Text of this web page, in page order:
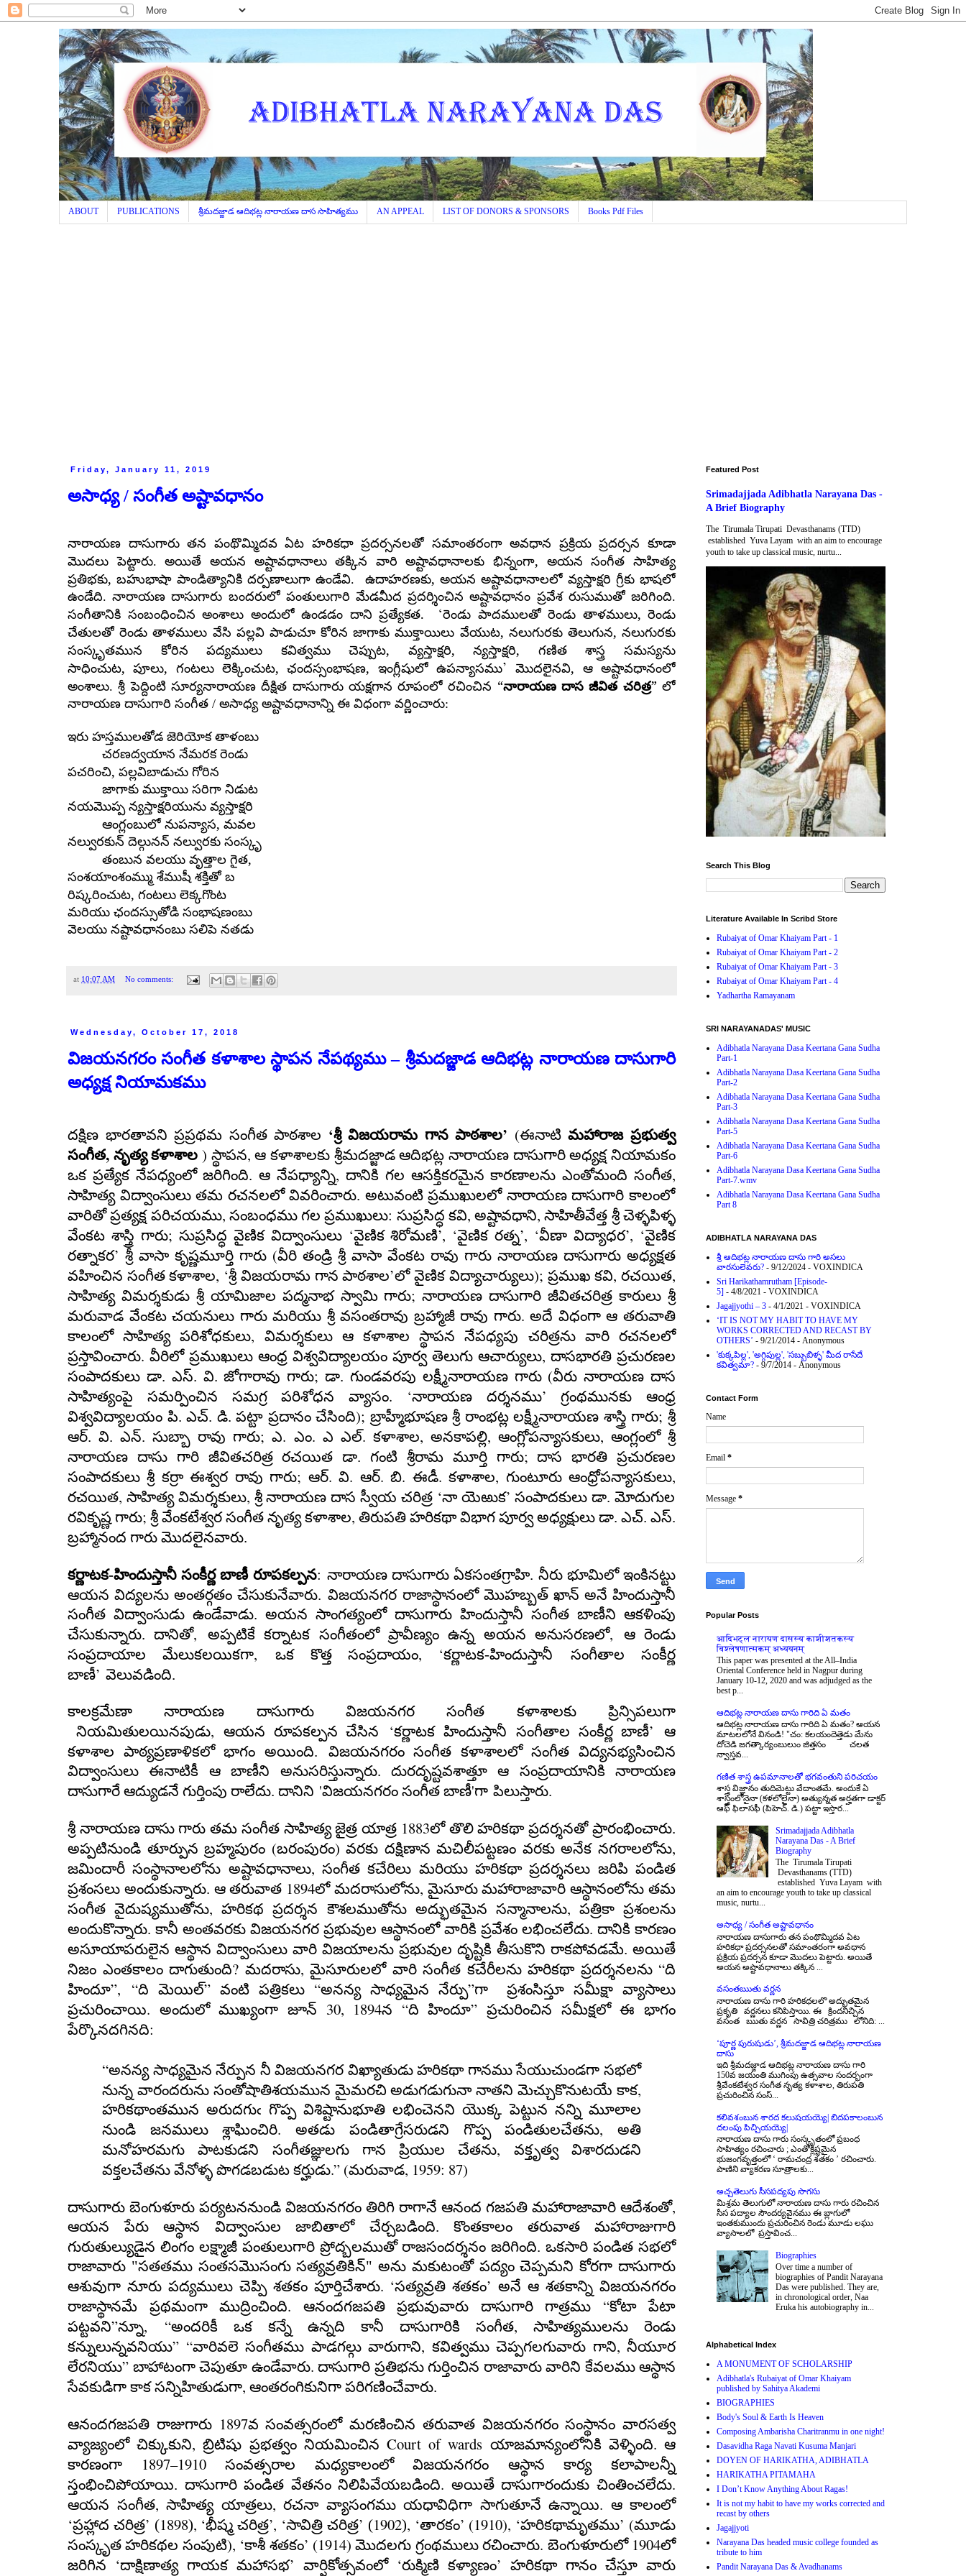
ABOUT PUBLICATIONS శ్రీమదజ్జాడ ఆదిభట్ల నారాయణ దాస సాహిత్యము AN APPEAL LIST OF DONORS & SPONSORS Books Pdf Files
Friday, January 11, 2019
అసాధ్య / సంగీత అష్టావధానం
నారాయణ దాసుగారు తన పంథొమ్మిదవ ఏట హరికధా ప్రదర్సనలతో సమాంతరంగా అవధాన ప్రక్రియ ప్రదర్సన కూడా
మొదలు పెట్టారు. అయితే అయన అష్టావధానాలు తక్కిన
వారి అష్టావధానాలకు భిన్నంగా,
అయన సంగీత సాహిత్య
ప్రతిభకు, బహుభాషా పాండిత్యానికి దర్పణాలుగా ఉండేవి. ఉదాహరణకు, అయన అష్టావధానాలలో వ్యస్తాక్షరి గ్రీకు భాషలో
ఉండేది. నారాయణ దాసుగారు బందరులో పంతులుగారి మేడమీద ప్రదర్శించిన అష్టావధానం ప్రవేశ రుసుముతో జరిగింది.
సంగీతానికి సంబంధించిన అంశాలు అందులో ఉండడం దాని ప్రత్యేకత. ‘రెండు పాదములతో రెండు తాళములు, రెండు
చేతులతో రెండు తాళములు వేసి పల్లవి పాడుచూ కోరిన జాగాకు ముక్తాయిలు వేయుట, నలుగురకు తెలుగున, నలుగురకు
సంస్కృతమున కోరిన పద్యములు కవిత్వము చెప్పుట, వ్యస్తాక్షరి, న్యస్తాక్షరి,
గణిత శాస్త్ర సమస్యను
సాధించుట, పూలు, గంటలు లెక్కించుట, ఛందస్సంభాషణ, ఇంగ్లీషులో ఉపన్యాసము’ మొదలైనవి,
ఆ అష్టావధానంలో
అంశాలు. శ్రీ పెద్దింటి సూర్యనారాయణ దీక్షిత దాసుగారు యక్షగాన రూపంలో రచించిన “నారాయణ దాస జీవిత చరిత్ర” లో
నారాయణ దాసుగారి సంగీత / అసాధ్య అష్టావధానాన్ని ఈ విధంగా వర్ణించారు:
ఇరు హస్తములతోడ జెరియోక తాళంబు
చరణద్వయాన నేమరక రెండు
పచరించి, పల్లవిబాడుచు గోరిన
జాగాకు ముక్తాయి సరిగా నిడుట
నయమొప్ప న్యస్తాక్షరియును వ్యస్తాక్షరి
ఆంగ్లంబులో నుపన్యాస, మవల
నల్వురకున్ దెల్గునన్ నల్వురకు సంస్కృ
తంబున వలయు వృత్తాల గైత,
సంశయాంశంమ్ము శేముషీ శక్తితో బ
రిష్కరించుట, గంటలు లెక్కగొంట
మరియు ఛందస్సుతోడి సంభాషణంబు
వెలయు నష్టావధానంబు సలిపె నతడు
at 10:07 AM No comments:
Wednesday, October 17, 2018
విజయనగరం సంగీత కళాశాల స్థాపన నేపథ్యము – శ్రీమదజ్జాడ ఆదిభట్ల నారాయణ దాసుగారి
అధ్యక్ష నియామకము
దక్షిణ భారతావని ప్రప్రథమ సంగీత పాఠశాల ‘శ్రీ విజయరామ గాన పాఠశాల’ (ఈనాటిమహారాజప్రభుత్వ
సంగీత, నృత్య కళాశాల ) స్థాపన, ఆ కళాశాలకు శ్రీమదజ్జాడ ఆదిభట్ల నారాయణ దాసుగారి అధ్యక్ష నియామకం
ఒక ప్రత్యేక నేపధ్యంలో జరిగింది. ఆ నేపధ్యాన్ని, దానికి గల ఆసక్తికరమైన కారణాలను ఎంతోమంది సంగీత,
సాహిత్య విద్వాంసులు తమ రచనలలో వివరించారు. అటువంటి ప్రముఖులలో నారాయణ దాసుగారి కాలంలో
వారితో ప్రత్యక్ష పరిచయము, సంబంధము గల ప్రముఖులు: సుప్రసిద్ధ కవి,అష్టావధాని,సాహితీవేత్త శ్రీ చెళ్ళపిళ్ళ
వేంకట శాస్త్రి గారు; సుప్రసిద్ధ వైణిక విద్వాంసులు ‘వైణిక శిరోమణి’, ‘వైణిక రత్న’, ‘వీణా విద్యాధర’, ‘వైణిక
రత్నాకర’ శ్రీ వాసా కృష్ణమూర్తి గారు (వీరి తండ్రి శ్రీ వాసా వేంకట రావు గారు నారాయణ దాసుగారు అధ్యక్షత
వహించిన సంగీత కళాశాల, ‘శ్రీ విజయరామ గాన పాఠశాల’లో వైణిక విద్యాచార్యులు); ప్రముఖ కవి,రచయిత,
సాహిత్య విమర్శకుడు శ్రీ యామిజాల పద్మనాభ స్వామి గారు; నారాయణ దాసుగారి జీవితచరిత్ర కారులు శ్రీ
మరువాడ వేంకట చయనులు గారు మరియు శ్రీ వసంతరావు బ్రహ్మాజీ రావు గారు.అదే విధంగా ఆ తరువాతి
కాలంలో సాహిత్య పరిశోధకులు, విమర్శకులు ఆ కళాశాల స్థాపన నేపధ్యపు చరిత్రను
వారి రచనలలో
ప్రస్తావించారు. వీరిలో ప్రముఖులు ఆంధ్ర విశ్వవిద్యాలయం పూర్వ తెలుగు ఆచార్యులు, దాసభారతి ప్రచురణల
సంపాదకులు డా. ఎస్. వి. జోగారావు గారు; డా. గుండవరపు లక్ష్మీనారాయణ గారు(వీరు నారాయణ దాస
సాహిత్యంపై సమర్పించిన సమగ్ర పరిశోధన వ్యాసం. ‘నారాయణ దర్శనము’ గ్రంథమునకు ఆంధ్ర
విశ్వవిద్యాలయం పి. ఎచ్. డి. పట్టా ప్రదానం చేసింది); బ్రాహ్మీభూషణ శ్రీ రాంభట్ల లక్ష్మీనారాయణ శాస్త్రి గారు;శ్రీ
ఆర్. వి. ఎన్. సుబ్బా రావు గారు; ఎ. ఎం. ఎ ఎల్. కళాశాల, అనకాపల్లి, ఆంగ్లోపన్యాసకులు, ఆంగ్లంలో శ్రీ
నారాయణ దాసు గారి జీవితచరిత్ర రచయిత డా. గంటి శ్రీరామ మూర్తి
గారు;
దాస భారతి ప్రచురణల
సంపాదకులు శ్రీ కర్రా ఈశ్వర రావు గారు; ఆర్. వి. ఆర్. బి. ఈడీ. కళాశాల, గుంటూరు ఆంధ్రోపన్యాసకులు,
రచయిత, సాహిత్య విమర్శకులు, శ్రీ నారాయణ దాస స్వీయ చరిత్ర ‘నా యెఱుక’ సంపాదకులు డా. మోదుగుల
రవికృష్ణ గారు; శ్రీ వేంకటేశ్వర సంగీత నృత్య కళాశాల, తిరుపతి హరికథా విభాగ పూర్వ అధ్యక్షులు డా. ఎచ్. ఎస్.
బ్రహ్మానంద గారు మొదలైనవారు.
కర్ణాటక-హిందుస్తానీ సంకీర్ణ బాణీ రూపకల్పన: నారాయణ దాసుగారు ఏకసంతగ్రాహి. నీరు భూమిలో ఇంకినట్టు
ఆయన విద్యలను అంతర్గతం చేసుకునేవారు. విజయనగర రాజాస్థానంలో మొహబ్బత్ ఖాన్ అనే హిందుస్తానీ
సంగీత విద్వాంసుడు ఉండేవాడు. అయన సాంగత్యంలో దాసుగారు హిందుస్తానీ సంగీత బాణీని ఆకళింపు
చేసుకున్నారు. దానితో, అప్పటికే కర్నాటక సంగీతంలో ప్రావీణ్యం ఉన్న అయన అనుసరణలో,
ఆ రెండు
సంప్రదాయాల మేలుకలయికగా, ఒక కొత్త సంప్రదాయం, ‘కర్ణాటక-హిందుస్తానీ
సంగీతాల సంకీర్ణ
బాణీ’ వెలువడింది.
కాలక్రమేణా నారాయణ దాసుగారు విజయనగర సంగీత కళాశాలకు ప్రిన్సిపలుగా
నియమితులయినపుడు,ఆయన రూపకల్పన చేసిన ‘కర్ణాటక హిందుస్తానీ సంగీతాల సంకీర్ణ బాణీ’ఆ
కళాశాల పాఠ్యప్రణాళికలో భాగం అయింది.
విజయనగరం సంగీత కళాశాలలో సంగీత విద్యనభ్యసించిన
విద్వాంసులు ఈనాటికీ ఆ బాణీని అనుసరిస్తున్నారు. దురదృష్టవశాత్తూ ఆ సంప్రదాయానికి నారాయణ
దాసుగారే ఆద్యుడనే గుర్తింపు రాలేదు. దానిని 'విజయనగరం సంగీత బాణీ'గా పిలుస్తారు.
శ్రీ నారాయణ దాసు గారు తమ సంగీత సాహిత్య జైత్ర యాత్ర 1883లో తొలి హరికథా ప్రదర్శనతో ప్రారంభించారు.
అప్పటినుండి తూర్పున బ్రహ్మపురం (బరంపురం) వరకు దక్షిణాన మచిలీపట్టణం వరకు అనేక నగరాలలోను,
జమిందారీ సంస్థానాలలోను అష్టావధానాలు,సంగీత కచేరిలు మరియు హరికథా ప్రదర్శనలు జరిపి పండిత
ప్రశంసలు అందుకున్నారు. ఆ తరువాత 1894లో మదరాసులోను, మైసూరు మహారాజావారి ఆస్థానంలోను తమ
సంగీత వైదుష్యముతోను, హరికథ ప్రదర్శన కౌశలముతోను అద్భుతమైన సన్మానాలను, పత్రికా ప్రశంలను
అందుకొన్నారు. కానీ అంతవరకు విజయనగర ప్రభువుల ఆస్థానంలో వారికి ప్రవేశం లభించలేదు. దానికి కారణం
అసూయాపరులైన ఆస్థాన విద్వాంసులు వారి విజయాలను ప్రభువుల దృష్టికి తీసుకొని రాకపోవడమే. అయితే
నిజం ఎంతకాలం దాగుతుంది? మదరాసు, మైసూరులలో వారి సంగీత కచేరీలను హరికథా ప్రదర్శనలను “ది
హిందూ”, “ది మెయిల్” వంటి పత్రికలు “అనన్య సాధ్యమైన నేర్పు”గా
ప్రశంసిస్తూ సమీక్షా వ్యాసాలు
ప్రచురించాయి. అందులో ముఖ్యంగా జూన్ 30, 1894న “ది హిందూ” ప్రచురించిన సమీక్షలో ఈ భాగం
పేర్కొనదగినది:
“అనన్య సాధ్యమైన నేర్పున నీ విజయనగర విఖ్యాతుడు హరికథా గానము సేయుచుండగా సభలో
నున్న వారందరును సంతోషాతిశయమున మైమరచి అడుగడుగునా నాతని మెచ్చుకొనుటయే కాక,
హరికథాంతమున అరుదగుఁ గొప్ప విశిష్టానుభూతి లభించెనని యొక్క పెట్టున నన్ని మూలాల
నుండి జనములు
శ్లాఘించిరి.అతడు పండితాగ్రేసరుడని గొప్ప పండితులచేతను,అతి
మనోహరమగు పాటకుడని సంగీతజ్ఞులగు గాన ప్రియుల చేతను,
వక్తృత్వ విశారదుడని
వక్తలచేతను వేనోళ్ళ పొగడబడుట కర్హుడు.” (మరువాడ, 1959: 87)
దాసుగారు బెంగుళూరు పర్యటననుండి విజయనగరం తిరిగి రాగానే ఆనంద గజపతి మహారాజావారి ఆదేశంతో,
ఆయన పేరు ఆస్థాన విద్వాంసుల జాబితాలో చేర్చబడింది. కొంతకాలం తరువాత మహారాజుగారి
గురుతుల్యుడైన లింగం లక్ష్మాజీ పంతులుగారి ప్రోద్బలముతో రాజసందర్శనం జరిగింది. ఒకసారి పండిత సభలో
రాజావారు "సతతము సంతసమొసంగు సత్యవ్రతికిన్" అను మకుటంతో పద్యం చెప్పమని కోరగా దాసుగారు
ఆశువుగా నూరు పద్యములు చెప్పి శతకం పూర్తిచేశారు. ‘సత్యవ్రతి శతకం’ అనే ఆ శతకాన్ని విజయనగరం
రాజాస్థానమే ప్రథమంగా ముద్రించింది. ఆనందగజపతి ప్రభువువారు దాసుగారి గాత్రము “కోటా పేటా
పట్టవని”న్నూ, “అందరికీ ఒక కన్నే ఉన్నది కానీ దాసుగారికి సంగీత, సాహిత్యములను రెండు
కన్నులున్నవనియు” “వారివలె సంగీతము పాడగల్గు వారుగాని, కవిత్వము చెప్పగలగువారు గాని, నీయూర
లేరనియు” బాహాటంగా చెపుతూ ఉండేవారు. దాసుగారి ప్రతిభను గుర్తించిన రాజావారు వారిని కేవలము ఆస్థాన
సేవకుడిగా కాక సన్నిహితుడుగా, ఆంతరంగికునిగా పరిగణించేవారు.
ఆనందగజపతి రాజుగారు 1897వ సంవత్సరంలో మరణించిన తరువాత విజయనగరం సంస్థానం వారసత్వ
వ్యాజ్యంలో చిక్కుకుని,బ్రిటిషు ప్రభత్వం నియమించినCourt of wards యాజమాన్యంలోనికి వెళ్ళింది. ఆ
కారణంగా
1897–1910సంవత్సరాల మధ్యకాలంలో విజయనగరం ఆస్థాన కార్య కలాపాలన్నీ
స్తంభించిపోయాయి. దాసుగారి పండిత వేతనం నిలిపివేయబడింది. అయితే దాసుగారందుకు చింతించలేదు.
ఆయన సంగీత, సాహిత్య యాత్రలు, రచనా వ్యాసంగము యధావిధిగా సాగుతూనే ఉన్నాయి. ఆ కాలంలో
‘ప్రహ్లాద చరిత్ర’ (1898), ‘భీష్మ చరిత్ర’, ‘సావిత్రి చరిత్ర’ (1902), ‘తారకం’ (1910), ‘హరికథామృతము’ (మూడు
సంస్కృత హరికథల సంపుటి), ‘కాశీ శతకం’ (1914)మొదలగు గ్రంథములు రచించారు. బెంగుళూరులో 1904లో
జరిగిన ‘దాక్షిణాత్య గాయక మహాసభ’ వార్షికోత్సవంలో ‘రుక్మిణి కళ్యాణం’ హరికథా గానం చేస్తూ వారు
Featured Post
Srimadajjada Adibhatla Narayana Das -
A Brief Biography
The Tirumala Tirupati Devasthanams (TTD)
established Yuva Layam with an aim to encourage
youth to take up classical music, nurtu...
Search This Blog
Literature Available In Scribd Store
Rubaiyat of Omar Khaiyam Part - 1
Rubaiyat of Omar Khaiyam Part - 2
Rubaiyat of Omar Khaiyam Part - 3
Rubaiyat of Omar Khaiyam Part - 4
Yadhartha Ramayanam
SRI NARAYANADAS' MUSIC
Adibhatla Narayana Dasa Keertana Gana Sudha
Part-1
Adibhatla Narayana Dasa Keertana Gana Sudha
Part-2
Adibhatla Narayana Dasa Keertana Gana Sudha
Part-3
Adibhatla Narayana Dasa Keertana Gana Sudha
Part-5
Adibhatla Narayana Dasa Keertana Gana Sudha
Part-6
Adibhatla Narayana Dasa Keertana Gana Sudha
Part-7.wmv
Adibhatla Narayana Dasa Keertana Gana Sudha
Part 8
ADIBHATLA NARAYANA DAS
శ్రీ ఆదిభట్ల నారాయణ దాసు గారి అసలు
వారసులెవరు? - 9/12/2024 - VOXINDICA
Sri Harikathamrutham [Episode-
5] - 4/8/2021 - VOXINDICA
Jagajjyothi – 3 - 4/1/2021 - VOXINDICA
‘IT IS NOT MY HABIT TO HAVE MY
WORKS CORRECTED AND RECAST BY
OTHERS’ - 9/21/2014 - Anonymous
'కుక్కపిల్ల', 'అగ్గిపుల్ల', 'సబ్బుబిళ్ళ' మీద రాసేదే
కవిత్వమా? - 9/7/2014 - Anonymous
Contact Form
Name
Email *
Message *
Popular Posts
आदिभट्ल नारायण दासस्य काशीशतकस्य
विश्लेषणात्मकम् अध्ययनम्
This paper was presented at the All–India
Oriental Conference held in Nagpur during
January 10-12, 2020 and was adjudged as the
best p...
ఆదిభట్ల నారాయణ దాసు గారిది ఏ మతం
ఆదిభట్ల నారాయణ దాసు గారిది ఏ మతం? ఆయన
మాటలలోనే వినండి! "చం: కలయందెత్తెడు మేను
దోచెడి జగత్కార్యంబులుం జిత్తసం చలత
న్వాస్తవ...
గణిత శాస్త్ర ఉపమానాలతో భగవంతుని పరిచయం
శాస్త్ర విజ్ఞానం తుదిమెట్టు వేదాంతమే. అందుకే ఏ
శాస్త్రంలోనైనా (కళలోలైనా) అత్యున్నత అర్హతగా డాక్టర్
ఆఫ్ ఫిలాసఫీ (పిహెచ్. డి.) పట్టా ఇస్తార...
Srimadajjada Adibhatla
Narayana Das - A Brief
Biography
The Tirumala Tirupati
Devasthanams (TTD)
established Yuva Layam with
an aim to encourage youth to take up classical
music, nurtu...
అసాధ్య / సంగీత అష్టావధానం
నారాయణ దాసుగారు తన పంథొమ్మిదవ ఏట
హరికధా ప్రదర్సనలతో సమాంతరంగా అవధాన
ప్రక్రియ ప్రదర్సన కూడా మొదలు పెట్టారు. అయితే
అయన అష్టావధానాలు తక్కిన ...
వసంతఋతు వర్ణన
నారాయణ దాసు గారి హరికధలలొ అద్భుతమైన
ప్రకృతి వర్ణనలు కనిపిస్తాయి. ఈ క్రిందనిచ్చిన
వసంత ఋతు వర్ణన సావిత్రి చరిత్రము లోనిది: ...
‘పూర్ణ పురుషుడు’, శ్రీమదజ్జాడ ఆదిభట్ల నారాయణ
దాసు
ఇది శ్రీమదజ్జాడ ఆదిభట్ల నారాయణ దాసు గారి
150వ జయంతి ముగింపు ఉత్సవాల సందర్భంగా
శ్రీవేంకటేశ్వర సంగీత నృత్య కళాశాల, తిరుపతి
ప్రచురించిన సంస్...
కలివశంబున శారద కలుషయయ్యె| బిదపకాలంబున
దలంపు పిచ్చియయ్యె|
నారాయణ దాసు గారు సంస్కృతంలో ప్రబంధ
సాహిత్యం రచించారు ; ఎంతోక్లిష్టమైన
భుజంగవృత్తంలో ‘ రామచంద్ర శతకం ’ రచించారు.
పాణిని వ్యాకరణ సూత్రాలకు...
అచ్చతెలుగు సీసపద్యపు సొగసు
మిశ్రమ తెలుగులో నారాయణ దాసు గారు రచించిన
సీస పద్యాల సౌందర్యవైనము ఈ బ్లాగులో
ఇంతకుముందు ప్రచురించిన రెండు మూడు లఘు
వ్యాసాలలో ప్రస్తావించ...
Biographies
Over time a number of
biographies of Pandit Narayana
Das were published. They are,
in chronological order, Naa
Eruka his autobiography in...
Alphabetical Index
A MONUMENT OF SCHOLARSHIP
Adibhatla's Rubaiyat of Omar Khaiyam
published by Sahitya Akademi
BIOGRAPHIES
Body's Soul & Earth Is Heaven
Composing Ambarisha Charitranmu in one night!
Dasavidha Raga Navati Kusuma Manjari
DOYEN OF HARIKATHA, ADIBHATLA
HARIKATHA PITAMAHA
I Don’t Know Anything About Ragas!
It is not my habit to have my works corrected and
recast by others
Jagajjyoti
Narayana Das headed music college founded as
tribute to him
Pandit Narayana Das & Avadhanams